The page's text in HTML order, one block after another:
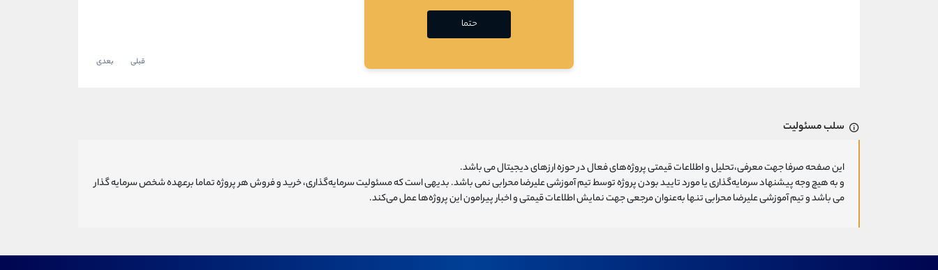
در حال بارگذازی
قبلی بعدی
سلب مسئولیت
این صفحه صرفا جهت معرفی،تحلیل و اطلاعات قیمتی پروژه‌های فعال در حوزه ارزهای دیجیتال می باشد.
و به هیچ وجه پیشنهاد سرمایه‌گذاری یا مورد تایید بودن پروژه توسط تیم آموزشی علیرضا محرابی نمی باشد. بدیهی است که مسئولیت سرمایه‌گذاری، خرید و فروش هر پروژه تماما برعهده شخص سرمایه گذار
می باشد و تیم آموزشی علیرضا محرابی تنها به‌عنوان مرجعی جهت نمایش اطلاعات قیمتی و اخبار پیرامون این پروژه‌‌ها عمل می‌کند.
حتما